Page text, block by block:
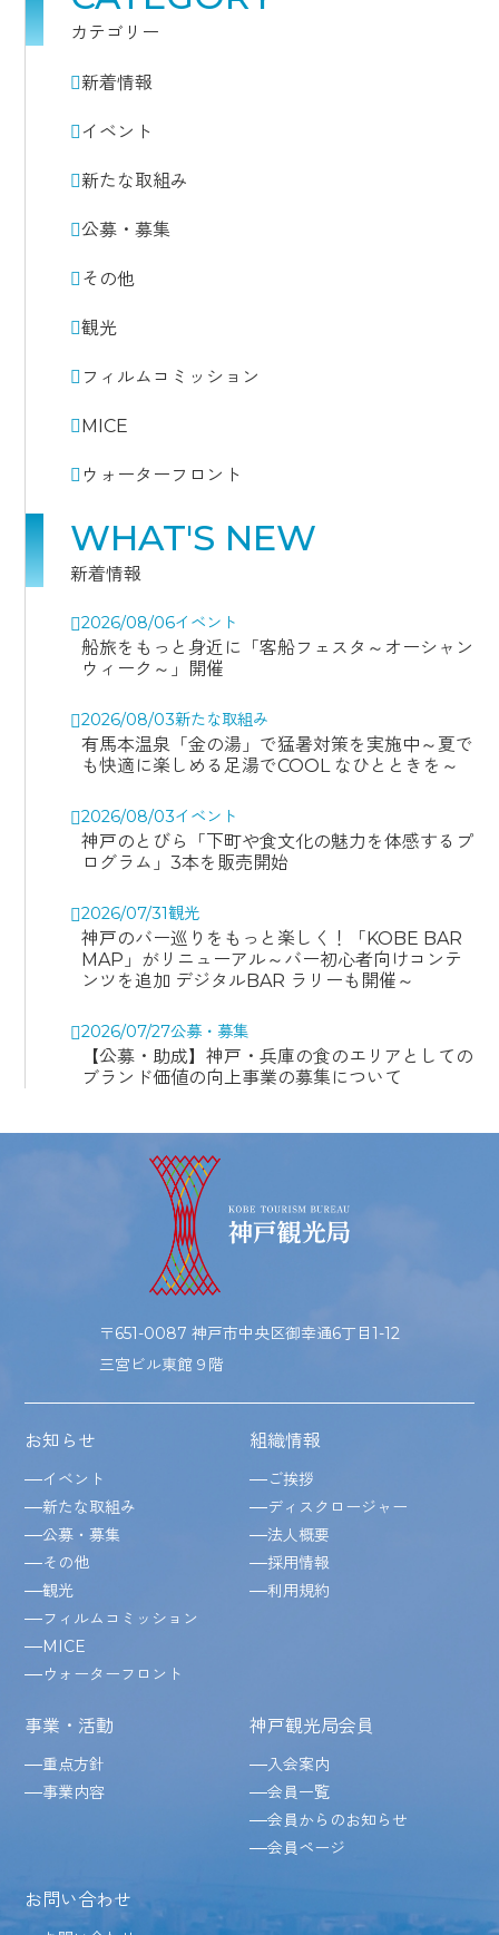
カテゴリー
新着情報
イベント
新たな取組み
公募・募集
その他
観光
フィルムコミッション
MICE
ウォーターフロント
WHAT'S NEW
新着情報
2026/08/06イベント
船旅をもっと身近に「客船フェスタ～オーシャン
ウィーク～」開催
2026/08/03新たな取組み
有馬本温泉「金の湯」で猛暑対策を実施中～夏で
も快適に楽しめる足湯でCOOL なひとときを～
2026/08/03イベント
神戸のとびら「下町や食文化の魅力を体感するプ
ログラム」3本を販売開始
2026/07/31観光
神戸のバー巡りをもっと楽しく！「KOBE BAR
MAP」がリニューアル～バー初心者向けコンテ
ンツを追加 デジタルBAR ラリーも開催～
2026/07/27公募・募集
【公募・助成】神戸・兵庫の食のエリアとしての
ブランド価値の向上事業の募集について
〒651-0087 神戸市中央区御幸通6丁目1-12
三宮ビル東館９階
お知らせ
イベント
新たな取組み
公募・募集
その他
観光
フィルムコミッション
MICE
ウォーターフロント
組織情報
ご挨拶
ディスクロージャー
法人概要
採用情報
利用規約
事業・活動
重点方針
事業内容
神戸観光局会員
入会案内
会員一覧
会員からのお知らせ
会員ページ
お問い合わせ